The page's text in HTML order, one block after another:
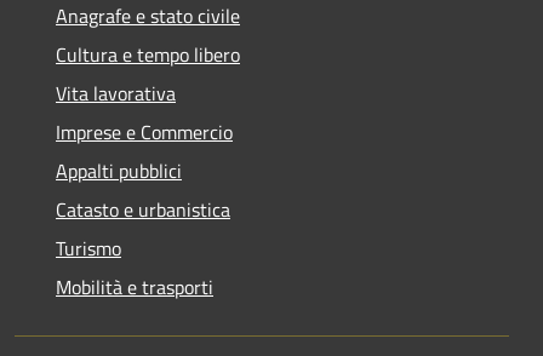
Anagrafe e stato civile
Cultura e tempo libero
Vita lavorativa
Imprese e Commercio
Appalti pubblici
Catasto e urbanistica
Turismo
Mobilità e trasporti